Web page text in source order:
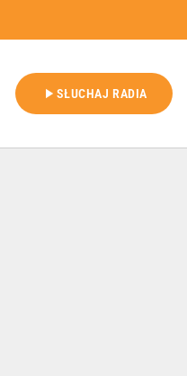
play_arrowSŁUCHAJ RADIA